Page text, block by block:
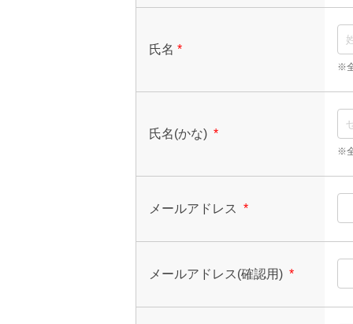
氏名 *
※
氏名(かな) *
※
メールアドレス *
メールアドレス(確認用) *